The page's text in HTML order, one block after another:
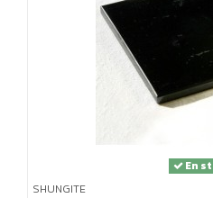
SHUNGITE
En